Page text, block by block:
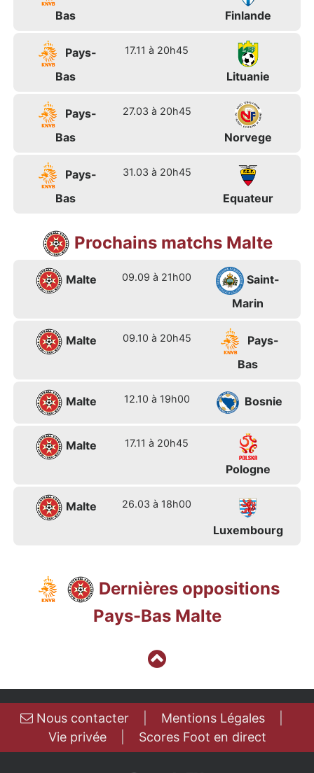
Bas
Finlande
Pays-
Bas
17.11 à 20h45
Lituanie
Pays-
Bas
27.03 à 20h45
Norvege
Pays-
Bas
31.03 à 20h45
Equateur
Prochains matchs Malte
Malte 09.09 à 21h00
Saint-
Marin
Malte 09.10 à 20h45
Pays-
Bas
Malte 12.10 à 19h00 Bosnie
Malte 17.11 à 20h45
Pologne
Malte 26.03 à 18h00
Luxembourg
Dernières oppositions
Pays-Bas Malte
Nous contacter Mentions Légales
Vie privée| Scores Foot en direct